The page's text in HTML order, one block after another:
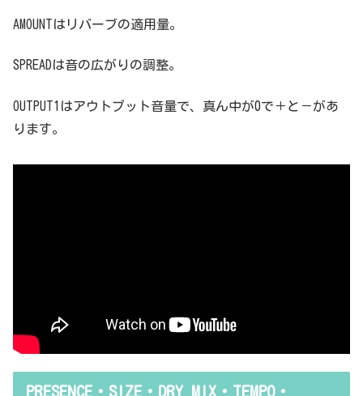
AMOUNTはリバーブの適用量。
SPREADは音の広がりの調整。
OUTPUT1はアウトプット音量で、真ん中が0で＋と－があ
ります。
PRESENCE・SIZE・DRY MIX・TEMPO・